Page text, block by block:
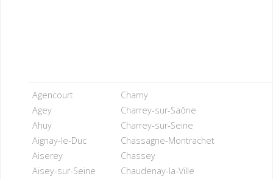
Agencourt
Agey
Ahuy
Aignay-le-Duc
Aiserey
Aisey-sur-Seine
Charny
Charrey-sur-Saône
Charrey-sur-Seine
Chassagne-Montrachet
Chassey
Chaudenay-la-Ville